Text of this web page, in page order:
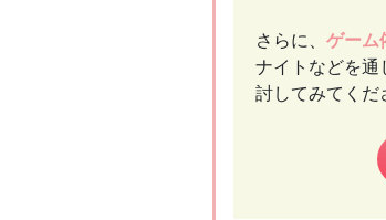
さらに、 ゲーム
ナイトなどを通
討してみてくだ